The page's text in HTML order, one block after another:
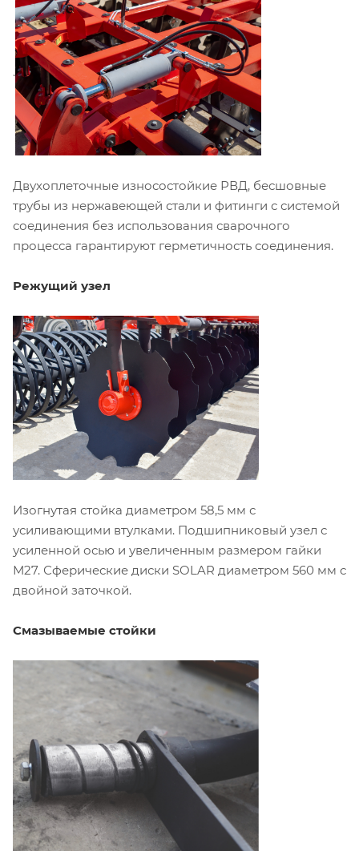
.
Двухоплеточные износостойкие РВД, бесшовные
трубы из нержавеющей стали и фитинги с системой
соединения без использования сварочного
процесса гарантируют герметичность соединения.
Режущий узел
Изогнутая стойка диаметром 58,5 мм с
усиливающими втулками. Подшипниковый узел с
усиленной осью и увеличенным размером гайки
М27. Сферические диски SOLAR диаметром 560 мм с
двойной заточкой.
Смазываемые стойки